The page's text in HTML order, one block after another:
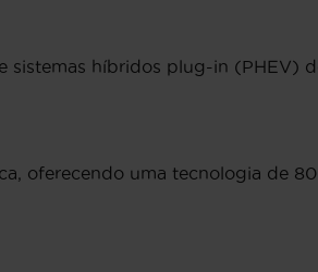
e sistemas híbridos plug-in (PHEV)
oferecendo uma tecnologia de